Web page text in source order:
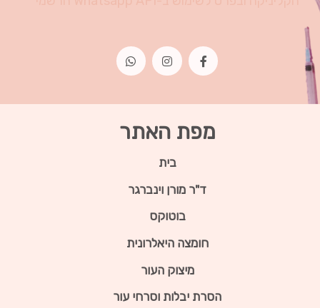
מפת האתר
בית
ד"ר מורן וינברגר
בוטוקס
חומצה היאלרונית
מיצוק העור
הסרת יבלות וסרחי עור